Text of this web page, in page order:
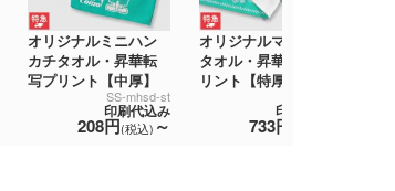
オリジナルミニハン
カチタオル・昇華転
写プリント【中厚】
SS-mhsd-st
印刷代込み
208円(税込) ～
オリジナルマフラー
タオル・昇華転写プ
リント【特厚】
印刷代込み
733円